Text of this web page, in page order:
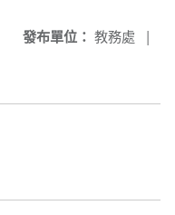
發布單位： 教務處 |